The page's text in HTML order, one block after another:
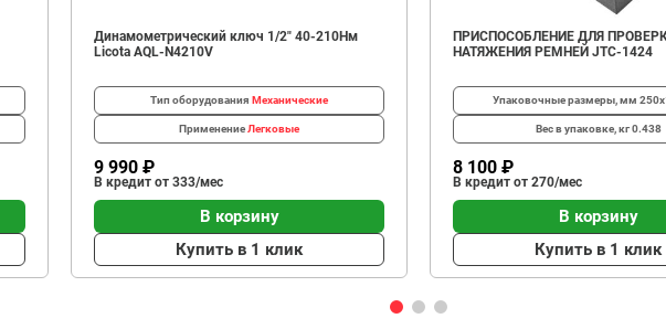
Динамометрический ключ 1/2" 40-210Нм
Licota AQL-N4210V
Тип оборудования Механические
ПрименениеЛегковые
9 990 ₽
В кредит от 333/мес
В корзину
Купить в 1 клик
ПРИСПОСОБЛЕНИЕ ДЛЯ
НАТЯЖЕНИЯ РЕМНЕЙ JTC-1424
Упаковочные размеры, мм
Вес в упаковке, кг0.438
8 100 ₽
В кредит от 270/мес
В корзину
Купить в 1 клик